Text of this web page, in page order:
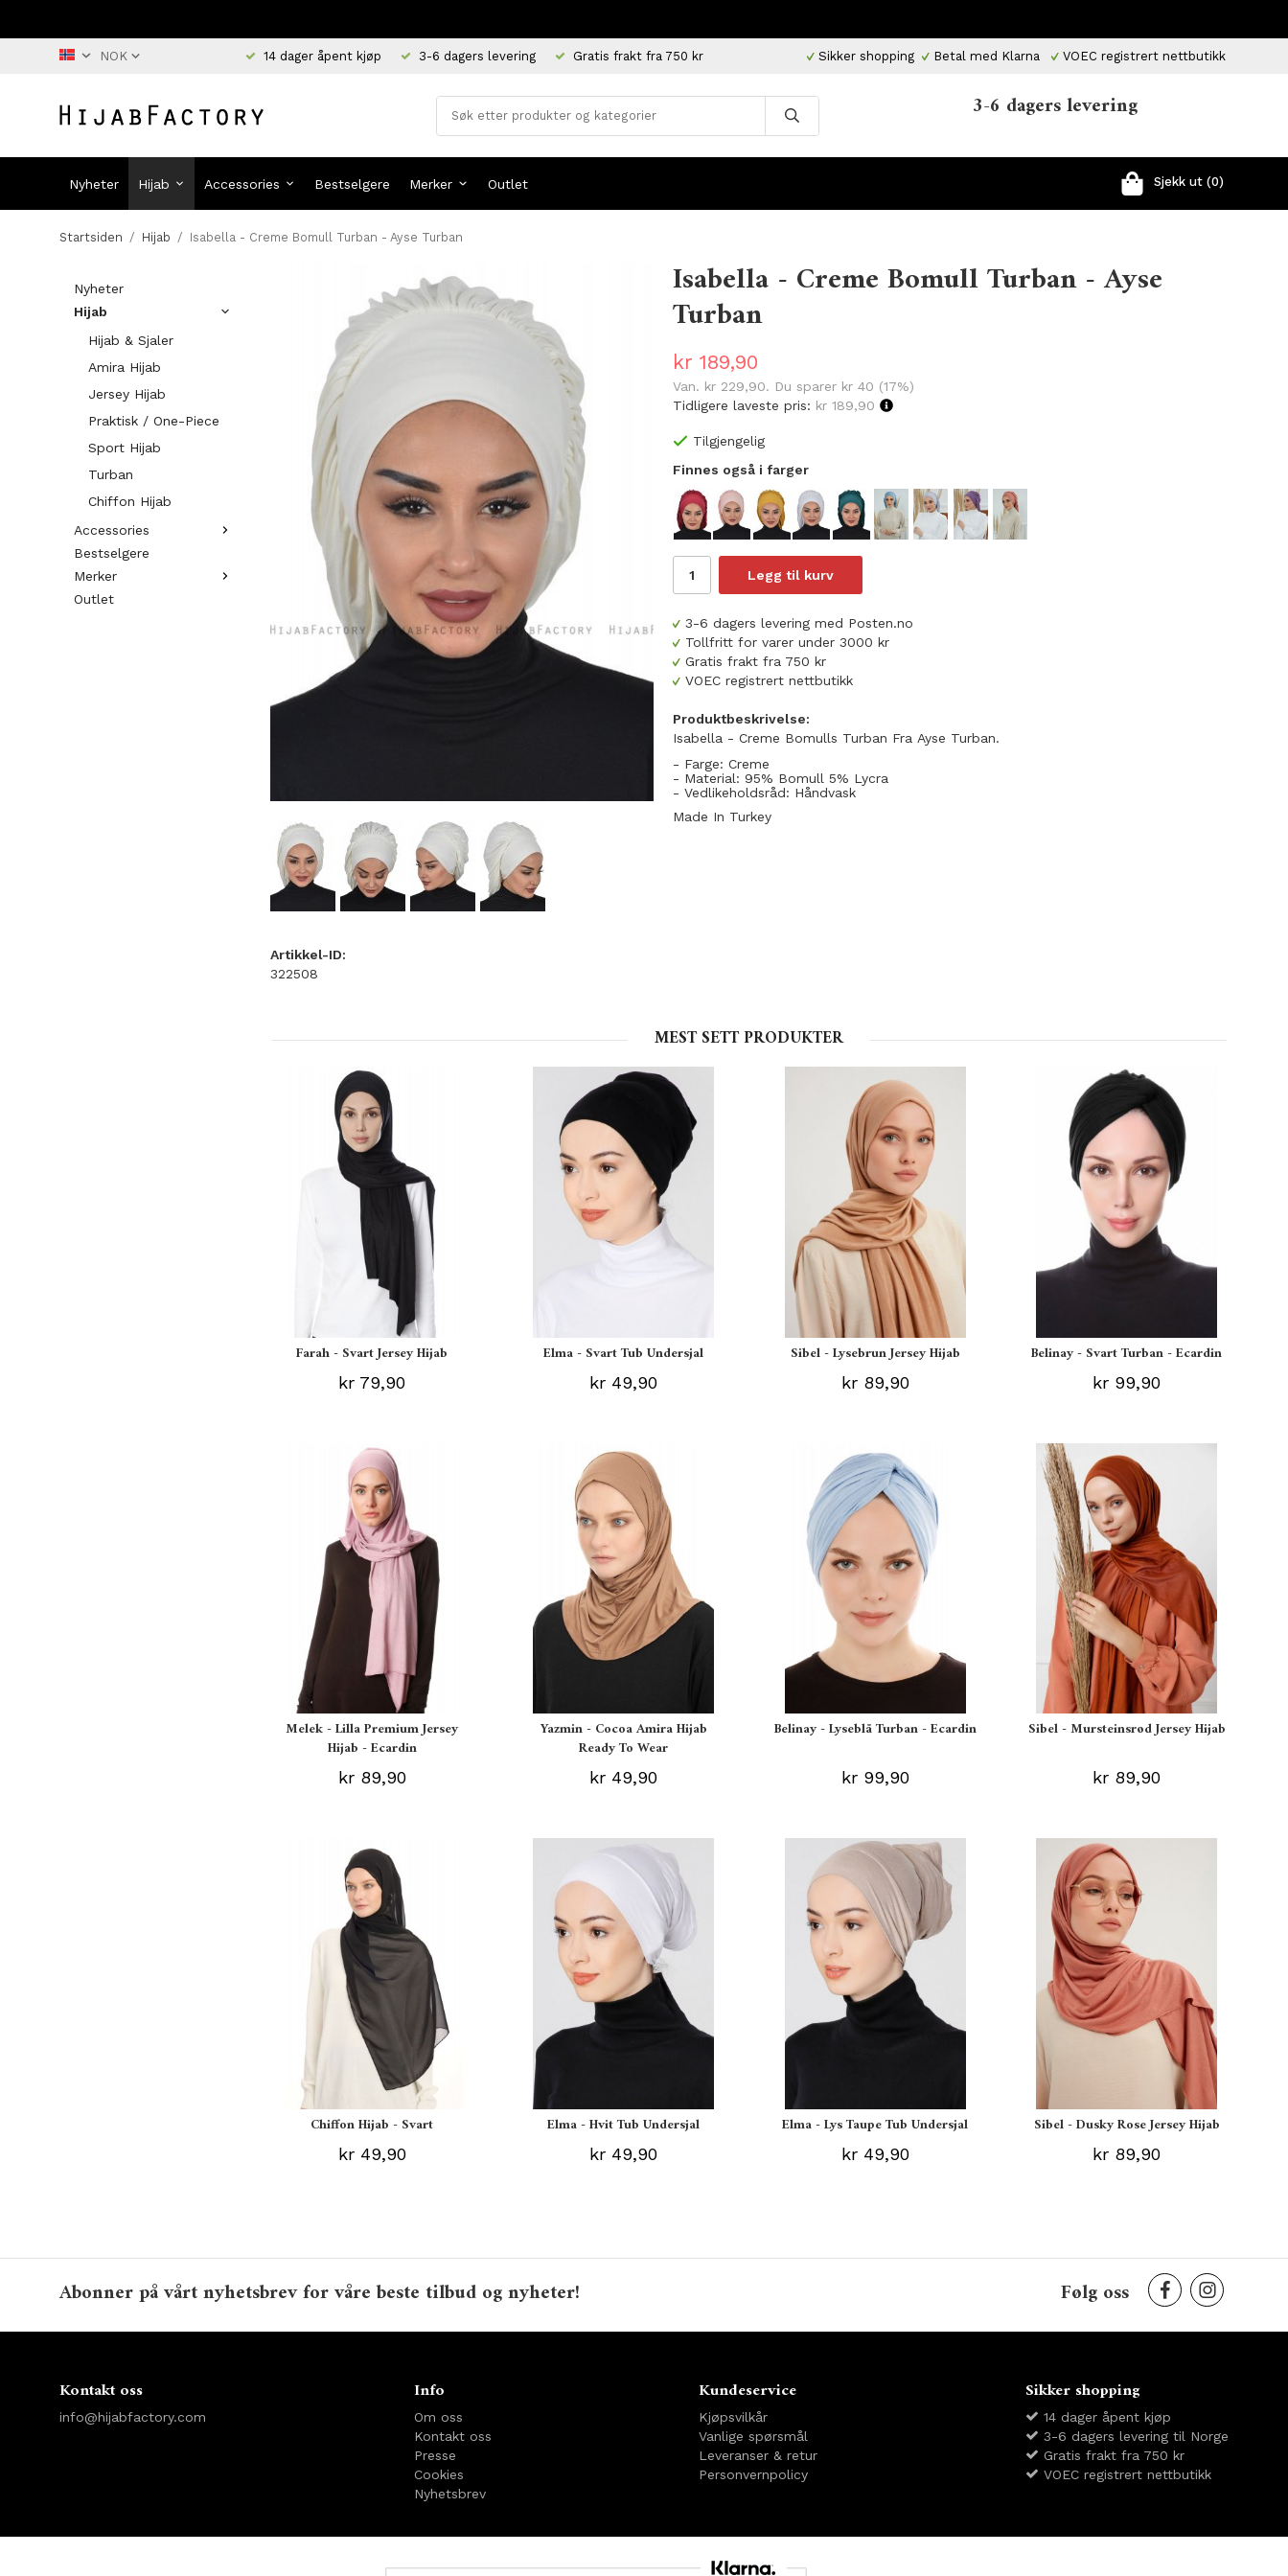
14 dager åpent kjøp 3-6 dagers levering Gratis frakt fra 750 kr Sikker shopping Betal med Klarna VOEC registrert nettbutikk
3-6 dagers levering
Nyheter Hijab Accessories Bestselgere Merker Outlet Sjekk ut (0)
Startsiden / Hijab / Isabella - Creme Bomull Turban - Ayse Turban
Nyheter
Hijab
Hijab & Sjaler
Amira Hijab
Jersey Hijab
Praktisk / One-Piece
Sport Hijab
Turban
Chiffon Hijab
Accessories
Bestselgere
Merker
Outlet
Isabella - Creme Bomull Turban - Ayse
Turban
kr 189,90
Van. kr 229,90. Du sparer kr 40 (17%)
Tidligere laveste pris: kr 189,90
Tilgjengelig
Finnes også i farger
Legg til kurv
3-6 dagers levering med Posten.no
Tollfritt for varer under 3000 kr
Gratis frakt fra 750 kr
VOEC registrert nettbutikk
Produktbeskrivelse:
Isabella - Creme Bomulls Turban Fra Ayse Turban.
- Farge: Creme
- Material: 95% Bomull 5% Lycra
- Vedlikeholdsråd: Håndvask
Made In Turkey
Artikkel-ID:
322508
MEST SETT PRODUKTER
Farah - Svart Jersey Hijab
kr 79,90
Elma - Svart Tub Undersjal
kr 49,90
Sibel - Lysebrun Jersey Hijab
kr 89,90
Belinay - Svart Turban - Ecardin
kr 99,90
Melek - Lilla Premium Jersey
Hijab - Ecardin
kr 89,90
Yazmin - Cocoa Amira Hijab
Ready To Wear
kr 49,90
Belinay - Lyseblå Turban - Ecardin
kr 99,90
Sibel - Mursteinsrød Jersey Hijab
kr 89,90
Chiffon Hijab - Svart
kr 49,90
Elma - Hvit Tub Undersjal
kr 49,90
Elma - Lys Taupe Tub Undersjal
kr 49,90
Sibel - Dusky Rose Jersey Hijab
kr 89,90
Abonner på vårt nyhetsbrev for våre beste tilbud og nyheter! Følg oss
Kontakt oss
info@hijabfactory.com
Info
Om oss
Kontakt oss
Presse
Cookies
Nyhetsbrev
Kundeservice
Kjøpsvilkår
Vanlige spørsmål
Leveranser & retur
Personvernpolicy
Sikker shopping
14 dager åpent kjøp
3-6 dagers levering til Norge
Gratis frakt fra 750 kr
VOEC registrert nettbutikk